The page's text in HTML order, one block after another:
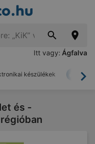
Itt vagy: Ágfalva
készülékek
és -